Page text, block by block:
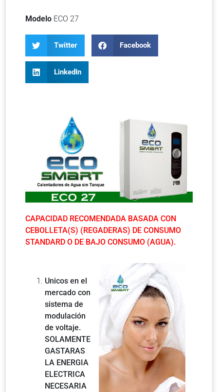
Modelo ECO 27
Twitter Facebook
LinkedIn
CAPACIDAD RECOMENDADA BASADA CON
CEBOLLETA(S) (REGADERAS) DE CONSUMO
STANDARD O DE BAJO CONSUMO (AGUA).
Unicos en el
mercado con
sistema de
modulación
de voltaje.
SOLAMENTE
GASTARAS
LA ENERGIA
ELECTRICA
NECESARIA